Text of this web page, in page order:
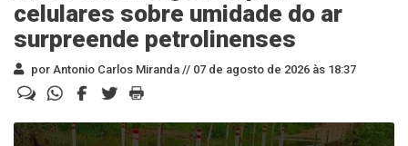
celulares sobre umidade do ar
surpreende petrolinenses
por Antonio Carlos Miranda // 07 de agosto de 2026 às 18:37